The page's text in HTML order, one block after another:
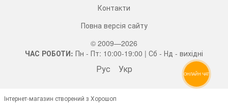
Контакти
Повна версія сайту
© 2009—2026
ЧАС РОБОТИ: Пн - Пт: 10:00-19:00 | Сб - Нд - вихідні
Рус Укр
Інтернет-магазин створений з Хорошоп
ОНЛАЙН ЧАТ